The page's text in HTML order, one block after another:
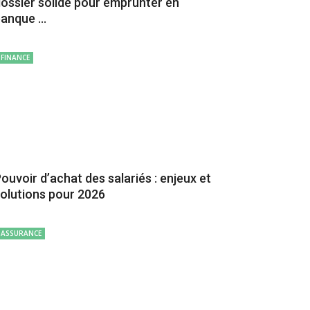
...
FINANCE
d’achat des salariés : enjeux et
pour 2026
ASSURANCE